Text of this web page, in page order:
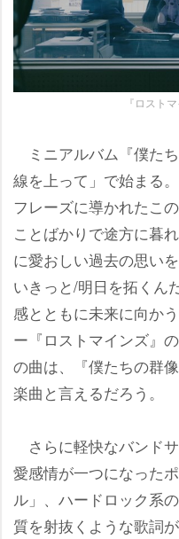
『ロスト
ミニアルバム『僕た
線を上って」で始まる
フレーズに導かれたこ
ことばかりで途方に暮
に愛おしい過去の思い
いきっと/明日を拓くん
感とともに未来に向か
ー『ロストマインズ』
の曲は、『僕たちの群
楽曲と言えるだろう。
さらに軽快なバンド
愛感情が一つになった
ル」、ハードロック系
質を射抜くような歌詞